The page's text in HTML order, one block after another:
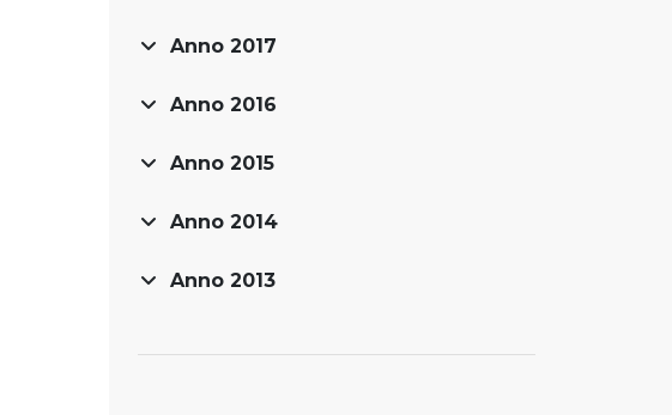
Anno 2017
Anno 2016
Anno 2015
Anno 2014
Anno 2013